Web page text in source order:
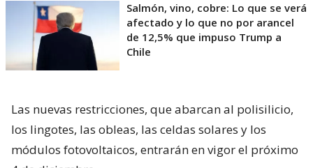
Salmón, vino, cobre: Lo que se verá
afectado y lo que no por arancel
de 12,5% que impuso Trump a
Chile
Las nuevas restricciones, que abarcan al polisilicio,
los lingotes, las obleas, las celdas solares y los
módulos fotovoltaicos, entrarán en vigor el próximo